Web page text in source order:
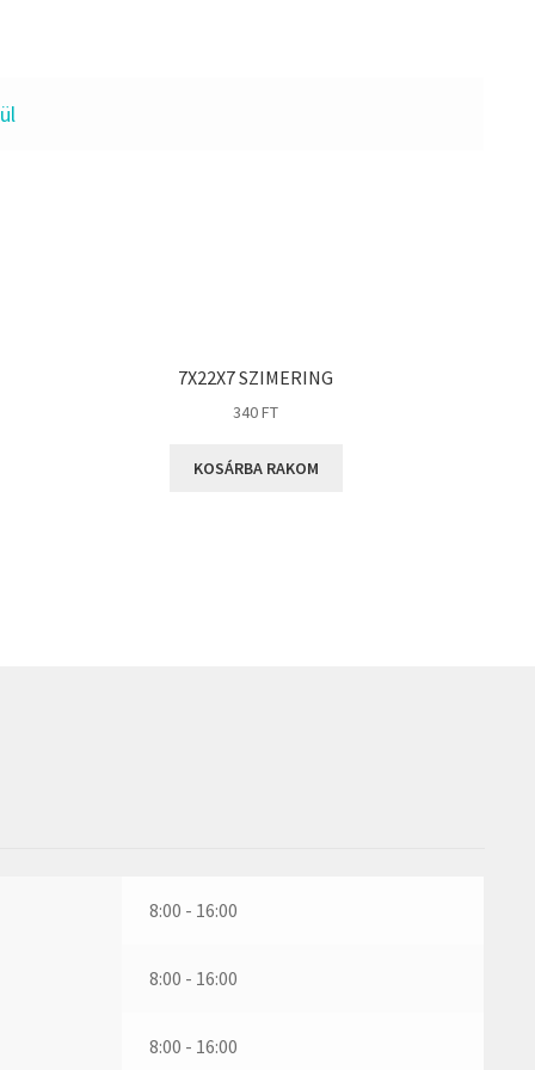
7X22X7 SZIMERING
340FT
KOSÁRBA RAKOM
8:00 - 16:00
8:00 - 16:00
8:00 - 16:00